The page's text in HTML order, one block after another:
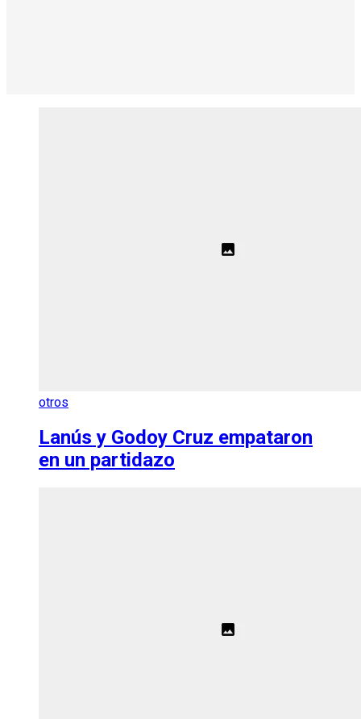
otros
Lanús y Godoy Cruz empataron
en un partidazo